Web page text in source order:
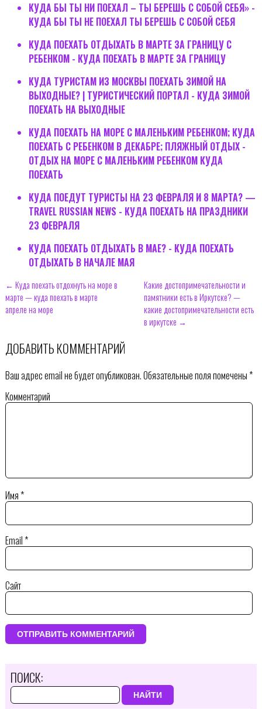
КУДА БЫ ТЫ НИ ПОЕХАЛ – ТЫ БЕРЕШЬ С СОБОЙ СЕБЯ» -
КУДА БЫ ТЫ НЕ ПОЕХАЛ ТЫ БЕРЕШЬ С СОБОЙ СЕБЯ
КУДА ПОЕХАТЬ ОТДЫХАТЬ В МАРТЕ ЗА ГРАНИЦУ С
РЕБЕНКОМ - КУДА ПОЕХАТЬ В МАРТЕ ЗА ГРАНИЦУ
КУДА ТУРИСТАМ ИЗ МОСКВЫ ПОЕХАТЬ ЗИМОЙ НА
ВЫХОДНЫЕ? | ТУРИСТИЧЕСКИЙ ПОРТАЛ - КУДА ЗИМОЙ
ПОЕХАТЬ НА ВЫХОДНЫЕ
КУДА ПОЕХАТЬ НА МОРЕ С МАЛЕНЬКИМ РЕБЕНКОМ; КУДА
ПОЕХАТЬ С РЕБЕНКОМ В ДЕКАБРЕ; ПЛЯЖНЫЙ ОТДЫХ -
ОТДЫХ НА МОРЕ С МАЛЕНЬКИМ РЕБЕНКОМ КУДА
ПОЕХАТЬ
КУДА ПОЕДУТ ТУРИСТЫ НА 23 ФЕВРАЛЯ И 8 МАРТА? —
TRAVEL RUSSIAN NEWS - КУДА ПОЕХАТЬ НА ПРАЗДНИКИ
23 ФЕВРАЛЯ
КУДА ПОЕХАТЬ ОТДЫХАТЬ В МАЕ? - КУДА ПОЕХАТЬ
ОТДЫХАТЬ В НАЧАЛЕ МАЯ
← Куда поехать отдохнуть на море в
марте — куда поехать в марте
апреле на море
Какие достопримечательности и
памятники есть в Иркутске? —
какие достопримечательности есть
в иркутске →
ДОБАВИТЬ КОММЕНТАРИЙ
Ваш адрес email не будет опубликован.Обязательные поля помечены*
Комментарий
Имя*
Email*
Сайт
ПОИСК:
НАЙТИ